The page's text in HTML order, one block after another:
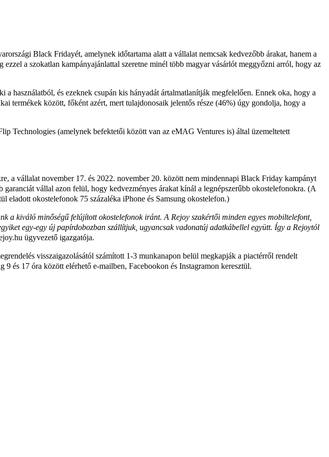
Black Fridayét, amelynek időtartama alatt a vállalat nemcsak kedvezőbb árakat, hanem a
a szokatlan kampányajánlattal szeretne minél több magyar vásárlót meggyőzni arról, hogy az
használatból, és ezeknek csupán kis hányadát ártalmatlanítják megfelelően. Ennek oka, hogy a
termékek között, főként azért, mert tulajdonosaik jelentős része (46%) úgy gondolja, hogy a
Technologies (amelynek befektetői között van az eMAG Ventures is) által üzemeltetett
a vállalat november 17. és 2022. november 20. között nem mindennapi Black Friday kampányt
vállal azon felül, hogy kedvezményes árakat kínál a legnépszerűbb okostelefonokra. (A
eladott okostelefonok 75 százaléka iPhone és Samsung okostelefon.)
a kiváló minőségű felújított okostelefonok iránt. A Rejoy szakértői minden egyes mobiltelefont,
egy-egy új papírdobozban szállítjuk, ugyancsak vadonatúj adatkábellel együtt. Így a Rejoytól
ügyvezető igazgatója.
visszaigazolásától számított 1-3 munkanapon belül megkapják a piactérről rendelt
és 17 óra között elérhető e-mailben, Facebookon és Instagramon keresztül.